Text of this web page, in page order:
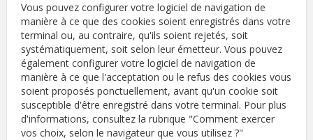
Vous pouvez configurer votre logiciel de navigation de
manière à ce que des cookies soient enregistrés dans votre
terminal ou, au contraire, qu'ils soient rejetés, soit
systématiquement, soit selon leur émetteur. Vous pouvez
également configurer votre logiciel de navigation de
manière à ce que l'acceptation ou le refus des cookies vous
soient proposés ponctuellement, avant qu'un cookie soit
susceptible d'être enregistré dans votre terminal. Pour plus
d'informations, consultez la rubrique "Comment exercer
vos choix, selon le navigateur que vous utilisez ?"